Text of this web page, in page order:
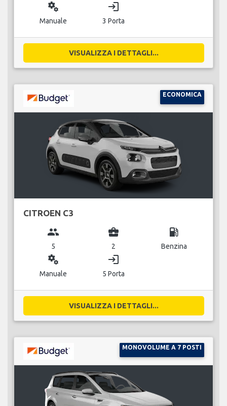
miscellaneous_services
Manuale
login
3 Porta
VISUALIZZA I DETTAGLI...
ECONOMICA
CITROEN C3
group
5
business_center
2
local_gas_station
Benzina
miscellaneous_services
Manuale
login
5 Porta
VISUALIZZA I DETTAGLI...
MONOVOLUME A 7 POSTI